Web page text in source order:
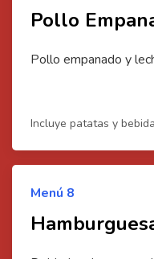
Pollo
Pollo empanado y
Incluye patatas y bebida
Menú 8